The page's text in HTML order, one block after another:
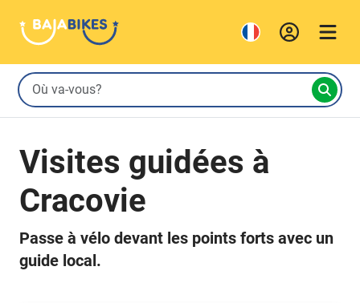
Visites guidées à
Cracovie
Passe à vélo devant les points forts avec un
guide local.